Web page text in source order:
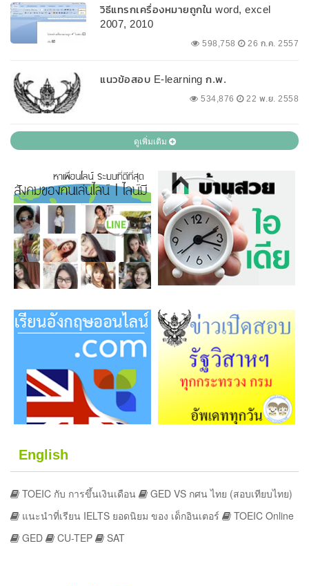
วิธีแทรกเครื่องหมายถูกใน word, excel
2007, 2010
598,758 26 ก.ค. 2557
แนวข้อสอบ E-learning ก.พ.
534,876 22 พ.ย. 2558
ดูเพิ่มเติม
English
TOEIC กับ การขึ้นเงินเดือน
GED VS กศน ไทย (สอบเทียบไทย)
แนะนำที่เรียน IELTS ยอดนิยม ของ เด็กอินเตอร์
TOEIC Online
GED
CU-TEP SAT